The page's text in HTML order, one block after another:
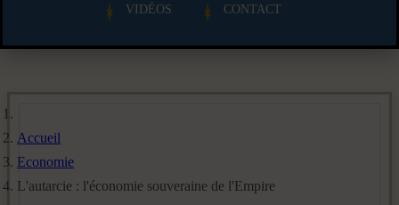
VIDÉOS CONTACT
Accueil
Economie
L'autarcie : l'économie souveraine de l'Empire